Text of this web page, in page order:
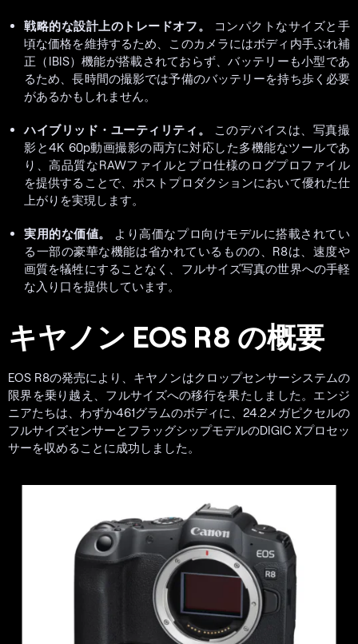
戦略的な設計上のトレードオフ。
コンパクトなサイズと手
頃な価格を維持するため、このカメラにはボディ内手ぶれ補
正（IBIS）機能が搭載されておらず、バッテリーも小型であ
るため、長時間の撮影では予備のバッテリーを持ち歩く必要
があるかもしれません。
ハイブリッド・ユーティリティ。
このデバイスは、写真撮
影と4K 60p動画撮影の両方に対応した多機能なツールであ
り、高品質なRAWファイルとプロ仕様のログプロファイル
を提供することで、ポストプロダクションにおいて優れた仕
上がりを実現します。
実用的な価値。
より高価なプロ向けモデルに搭載されてい
る一部の豪華な機能は省かれているものの、R8は、速度や
画質を犠牲にすることなく、フルサイズ写真の世界への手軽
な入り口を提供しています。
キヤノン EOS R8 の概要
EOS R8の発売により、キヤノンはクロップセンサーシステムの
限界を乗り越え、フルサイズへの移行を果たしました。エンジ
ニアたちは、わずか461グラムのボディに、24.2メガピクセルの
フルサイズセンサーとフラッグシップモデルのDIGIC Xプロセッ
サーを収めることに成功しました。